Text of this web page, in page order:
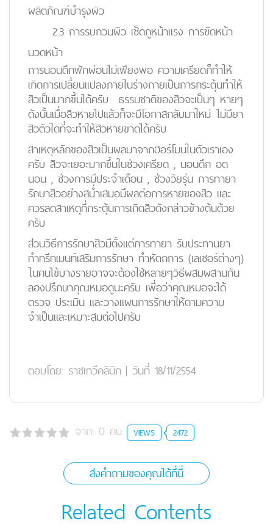
ผลิตภัณฑ์บำรุงผิว
2.3 การรบกวนผิว เช็ดถูหน้าแรง การขัดหน้า
นวดหน้า
การนอนดึกพักผ่อนไม่เพียงพอ ความเครียดก็ทำให้
เกิดการเปลี่ยนแปลงภายในร่างกายเป็นการกระตุ้นทำให้
สิวเป็นมากขี้นได้ครับ ธรรมชาติของสิวจะเป็นๆ หายๆ
ดังนั้นเมื่อสิวหายไปแล้วก็จะมีโอกาสกลับมาใหม่ ไม่มียา
สิวตัวใดที่จะทำให้สิวหายขาดได้ครับ
สาเหตุหลักของสิวเป็นผลมาจากฮอร์โมนในตัวเราเอง
ครับ สิวจะเยอะมากขึ้นในช่วงเครียด , นอนดึก อด
นอน , ช่วงการมีประจำเดือน , ช่วงวัยรุ่น การทายา
รักษาสิวอย่างสม่ำเสมอมีผลต่อการหายของสิว และ
ควรลดสาเหตุที่กระตุ้นการเกิดสิวดังกล่าวข้างต้นด้วย
ครับ
ส่วนวิธีการรักษาสิวมีตั้งแต่การทายา รับประทานยา
ทำทรีทเมนท์เสริมการรักษา ทำหัตถการ (เลเซอร์ต่างๆ)
ในคนไข้บางรายอาจจะต้องใช้หลายๆวิธีผสมผสานกัน
ลองปรึกษาคุณหมอดูนะครับ เพี่อว่าคุณหมอจะได้
ตรวจ ประเมิน และวางแผนการรักษาให้ตามความ
จำเป็นและเหมาะสมต่อไปครับ
ตอบโดย: ราชเทวีคลินิก | วันที่ 18/11/2554
จาก: 0 คน VIEWS 2472
ส่งคำถามของคุณได้ที่นี่
Related Contents